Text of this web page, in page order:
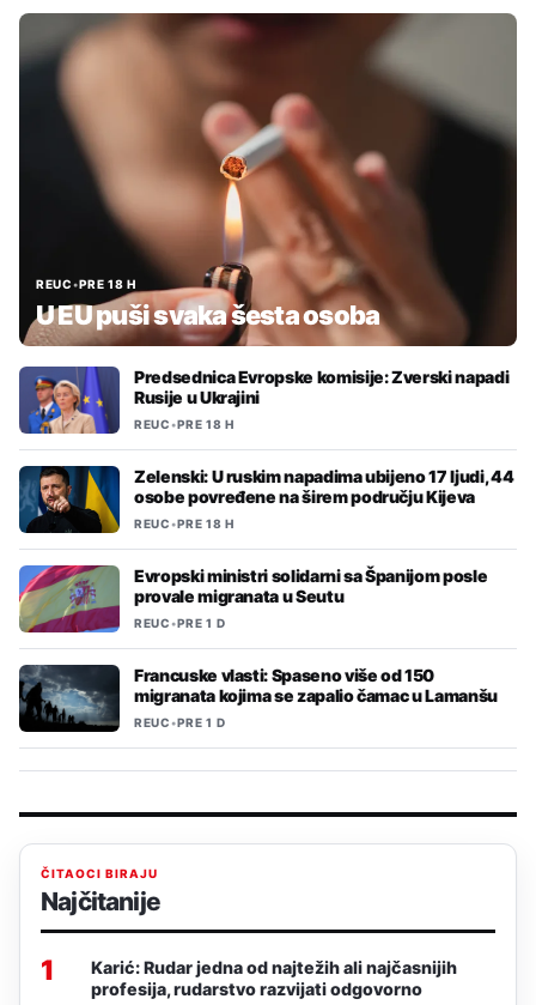
REUC•PRE 18 H
U EU puši svaka šesta osoba
Predsednica Evropske komisije: Zverski napadi
Rusije u Ukrajini
REUC•PRE 18 H
Zelenski: U ruskim napadima ubijeno 17 ljudi, 44
osobe povređene na širem području Kijeva
REUC•PRE 18 H
Evropski ministri solidarni sa Španijom posle
provale migranata u Seutu
REUC•PRE 1 D
Francuske vlasti: Spaseno više od 150
migranata kojima se zapalio čamac u Lamanšu
REUC•PRE 1 D
ČITAOCI BIRAJU
Najčitanije
1
Karić: Rudar jedna od najtežih ali najčasnijih
profesija, rudarstvo razvijati odgovorno